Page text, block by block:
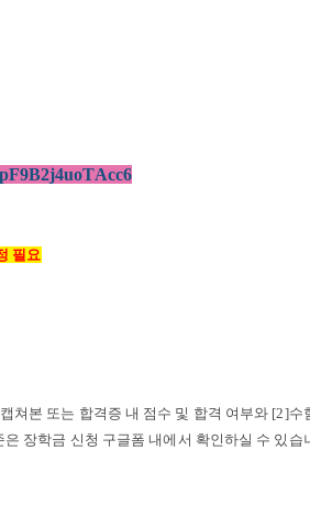
필요
쳐본 또는 합격증 내 점수 및 합격 여부와 [2]
은 장학금 신청 구글폼 내에서 확인하실 수 있습